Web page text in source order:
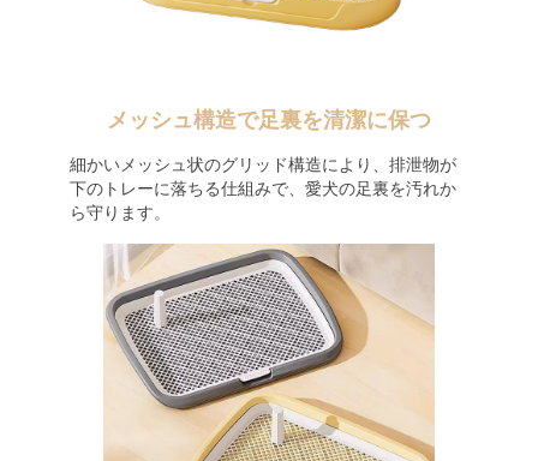
メッシュ構造で足裏を清潔に保つ
細かいメッシュ状のグリッド構造により、排泄物が
下のトレーに落ちる仕組みで、愛犬の足裏を汚れか
ら守ります。